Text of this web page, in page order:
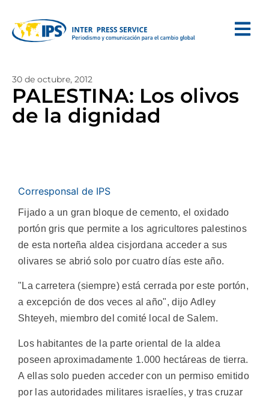
30 de octubre, 2012
PALESTINA: Los olivos
de la dignidad
Corresponsal de IPS
Fijado a un gran bloque de cemento, el oxidado
portón gris que permite a los agricultores palestinos
de esta norteña aldea cisjordana acceder a sus
olivares se abrió solo por cuatro días este año.
"La carretera (siempre) está cerrada por este portón,
a excepción de dos veces al año", dijo Adley
Shteyeh, miembro del comité local de Salem.
Los habitantes de la parte oriental de la aldea
poseen aproximadamente 1.000 hectáreas de tierra.
A ellas solo pueden acceder con un permiso emitido
por las autoridades militares israelíes, y tras cruzar